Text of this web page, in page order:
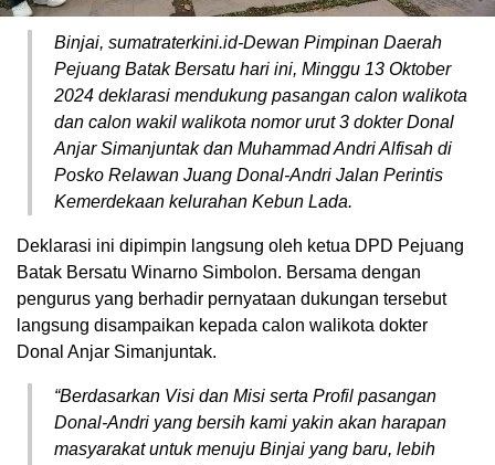
Binjai, sumatraterkini.id-Dewan Pimpinan Daerah
Pejuang Batak Bersatu hari ini, Minggu 13 Oktober
2024 deklarasi mendukung pasangan calon walikota
dan calon wakil walikota nomor urut 3 dokter Donal
Anjar Simanjuntak dan Muhammad Andri Alfisah di
Posko Relawan Juang Donal-Andri Jalan Perintis
Kemerdekaan kelurahan Kebun Lada.
Deklarasi ini dipimpin langsung oleh ketua DPD Pejuang
Batak Bersatu Winarno Simbolon. Bersama dengan
pengurus yang berhadir pernyataan dukungan tersebut
langsung disampaikan kepada calon walikota dokter
Donal Anjar Simanjuntak.
“Berdasarkan Visi dan Misi serta Profil pasangan
Donal-Andri yang bersih kami yakin akan harapan
masyarakat untuk menuju Binjai yang baru, lebih